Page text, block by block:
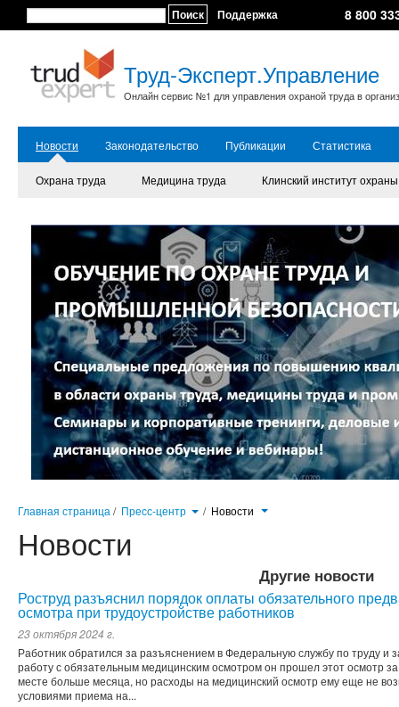
Поиск Поддержка 8 800
Труд-Эксперт.Управление
Онлайн сервис №1 для управления охраной труда в
Новости Законодательство Публикации Статистика
Охрана труда Медицина труда Клинский институт
Главная страница / Пресс-центр / Новости
Новости
Другие новости
Роструд разъяснил порядок оплаты обязательного
осмотра при трудоустройстве работников
23 октября 2024 г.
Работник обратился за разъяснением в Федеральную службу по труду и
работу с обязательным медицинским осмотром он прошел этот осмотр
месте больше месяца, но расходы на медицинский осмотр ему еще не
условиями приема на...